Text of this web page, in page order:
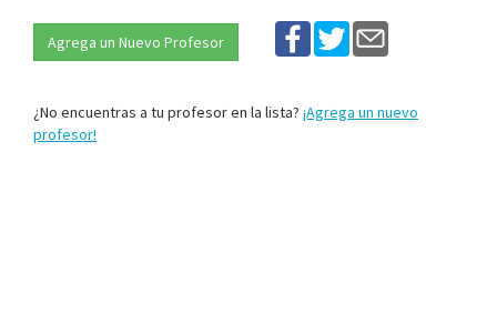
Agrega un Nuevo Profesor
¿No encuentras a tu profesor en la lista? ¡Agrega un nuevo
profesor!